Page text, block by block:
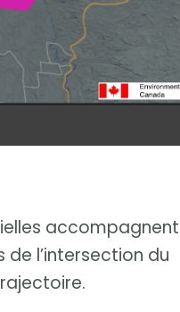
accompagnent
l’intersection du